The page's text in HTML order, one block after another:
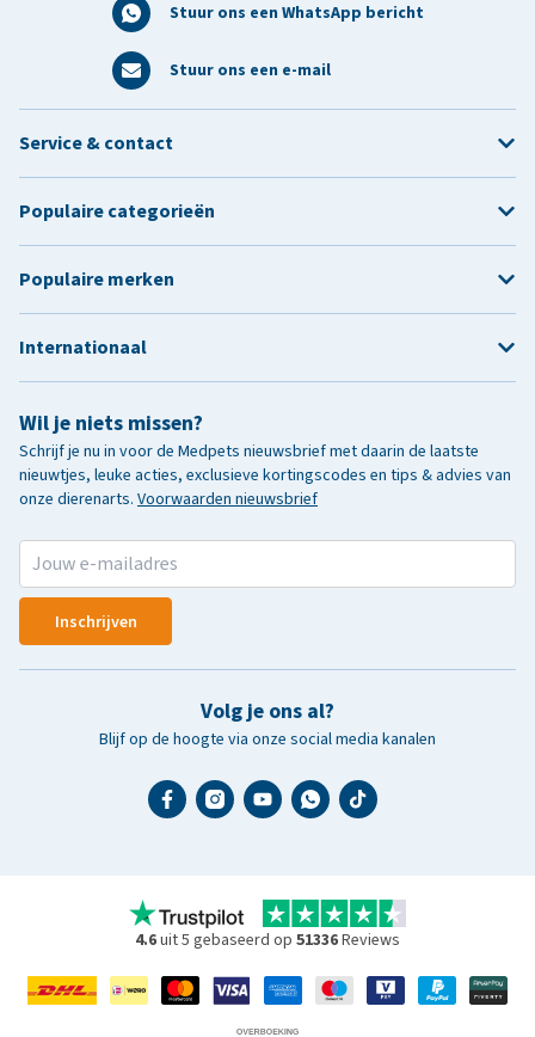
Stuur ons een WhatsApp bericht
Stuur ons een e-mail
Wil je niets missen?
Schrijf je nu in voor de Medpets nieuwsbrief met daarin de laatste
nieuwtjes, leuke acties, exclusieve kortingscodes en tips & advies van
onze dierenarts. Voorwaarden nieuwsbrief
Inschrijven
Volg je ons al?
Blijf op de hoogte via onze social media kanalen
Service & contact
Populaire categorieën
Populaire merken
Internationaal
4.6uit 5 gebaseerd op 51336Reviews